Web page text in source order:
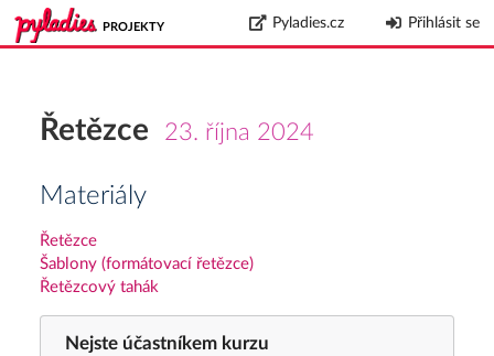
PROJEKTY Pyladies.cz Přihlásit se
Řetězce 23. října 2024
Materiály
Řetězce
Šablony (formátovací řetězce)
Řetězcový tahák
Nejste účastníkem kurzu